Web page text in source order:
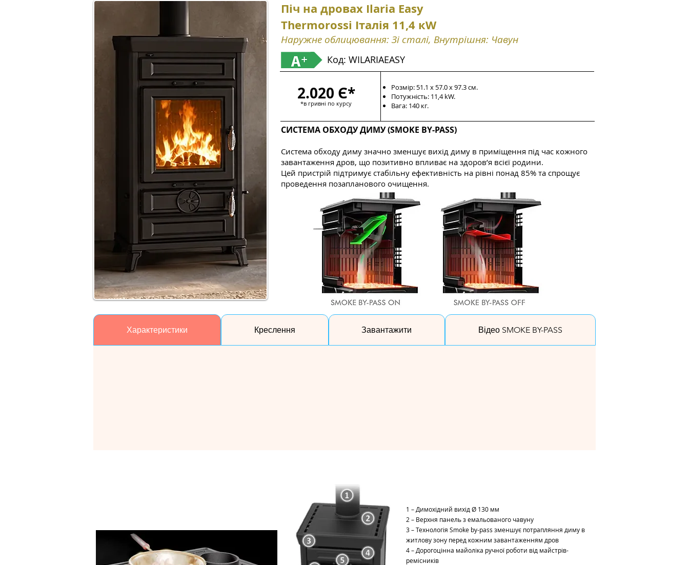
Піч на дровах Ilaria Easy
Thermorossi Італія 11,4 кW
Наружне облицювання: Зі сталі, Внутрішня: Чавун
2.020 Є*
*в гривні по курсу
Розмір: 51.1 х 57.0 x 97.3 см.
Потужність: 11,4 kW.
Вага: 140 кг.
СИСТЕМА ОБХОДУ ДИМУ (SMOKE BY-PASS)
Система обходу диму значно зменшує вихід диму в приміщення під час кожного
завантаження дров, що позитивно впливає на здоров’я всієї родини.
Цей пристрій підтримує стабільну ефективність на рівні понад 85% та спрощує
проведення позапланового очищення.
Код: WILARIAEASY
Характеристики Креслення Завантажити Відео SMOKE BY-PASS
1 – Димохідний вихід Ø 130 мм
2 – Верхня панель з емальованого чавуну
3 – Технологія Smoke by-pass зменшує потрапляння диму в
житлову зону перед кожним завантаженням дров
4 – Дорогоцінна майоліка ручної роботи від майстрів-
ремісників